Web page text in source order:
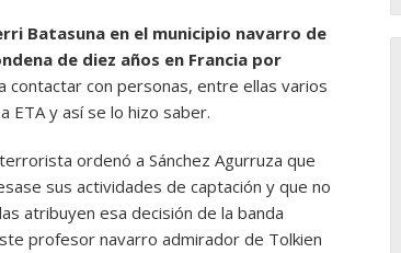
Batasuna en el municipio navarro de
de diez años en Francia por
contactar con personas, entre ellas varios
ETA y así se lo hizo saber.
ordenó a Sánchez Agurruza que
sus actividades de captación y que no
atribuyen esa decisión de la banda
profesor navarro admirador de Tolkien